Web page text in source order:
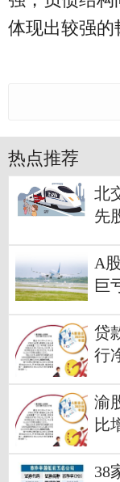
体现出较强的
热点推荐
北
先
A
巨
贷
行
渝
比
38